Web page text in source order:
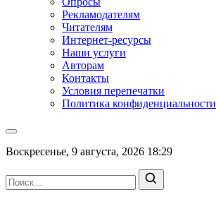
Рекламодателям
Читателям
Интернет-ресурсы
Наши услуги
Авторам
Контакты
Условия перепечатки
Политика конфиденциальности
Воскресенье, 9 августа, 2026 18:29